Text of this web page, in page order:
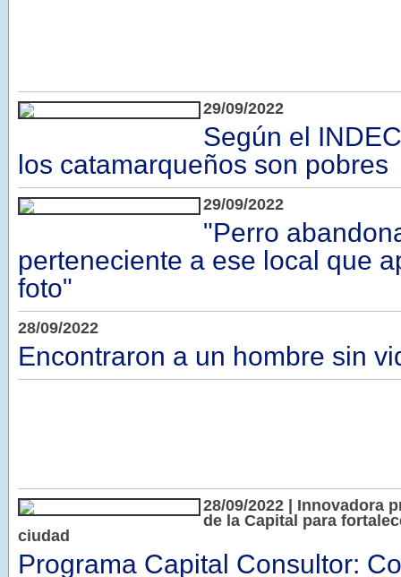
29/09/2022
Según el
los catamarqueños son pobres
29/09/2022
"Perro
perteneciente a ese local que
foto"
28/09/2022
Encontraron a un hombre sin
28/09/2022 | Innovadora
de la Capital para
ciudad
Programa Capital Consultor: